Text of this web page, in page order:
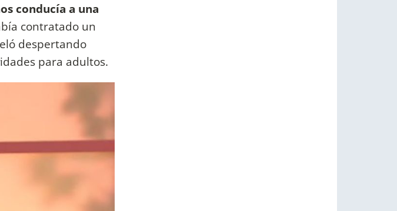
conducía a una
contratado un
despertando
para adultos.